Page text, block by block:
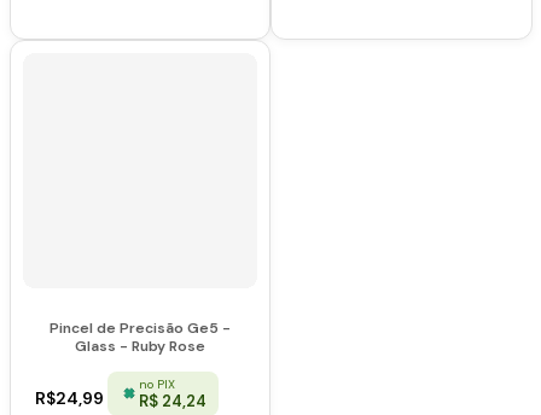
Pincel de Precisão Ge5 -
Glass - Ruby Rose
R$24,99
no PIX
R$ 24,24